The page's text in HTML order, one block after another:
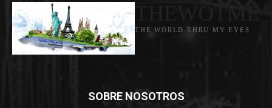
THE WORLD THRU MY EYES
SOBRE NOSOTROS